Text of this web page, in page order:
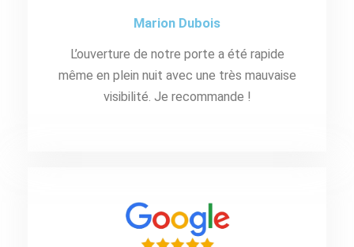
Marion Dubois
L’ouverture de notre porte a été rapide
même en plein nuit avec une très mauvaise
visibilité. Je recommande !